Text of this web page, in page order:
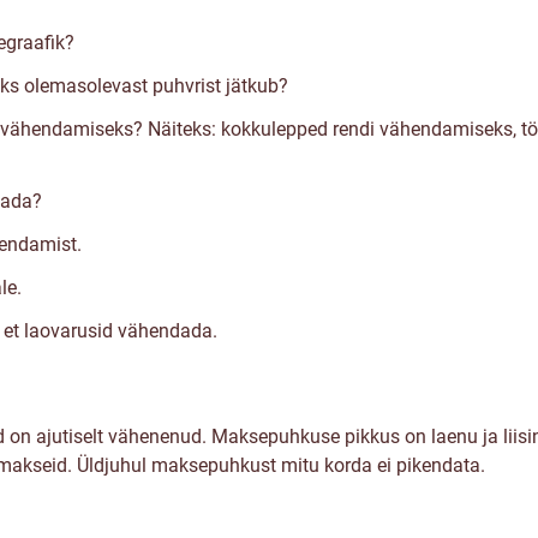
olemasolevast puhvrist jätkub?
Näiteks: kokkulepped rendi vähendamiseks,
laovarusid vähendada.
ajutiselt vähenenud. Maksepuhkuse pikkus on laenu ja
Üldjuhul maksepuhkust mitu korda ei pikendata.